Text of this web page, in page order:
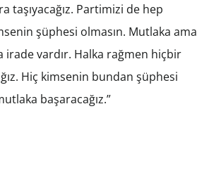
taşıyacağız. Partimizi de hep
şüphesi olmasın. Mutlaka ama
irade vardır. Halka rağmen hiçbir
Hiç kimsenin bundan şüphesi
başaracağız.”